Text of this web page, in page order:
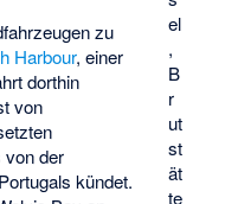
el
,
B
r
ut
st
ät
te
zu
Harbour, einer
dorthin
von
von der
kündet.